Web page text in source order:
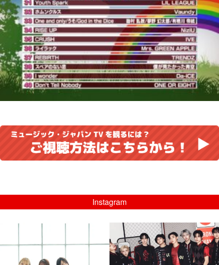
Instagram
💡8/5(水)特番放送！
...
8月 4
musicjapantv
💡08/05(水)23:00特番放送！
...
8月 4